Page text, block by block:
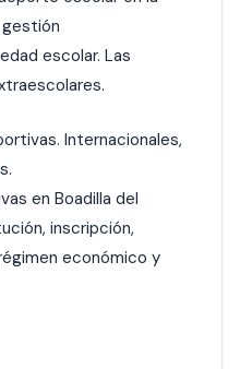
gestión
escolar. Las
Internacionales,
en Boadilla del
inscripción,
económico y